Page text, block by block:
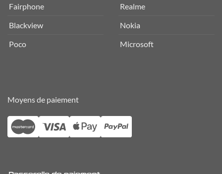
Fairphone
Blackview
Poco
Realme
Nokia
Microsoft
Moyens de paiement